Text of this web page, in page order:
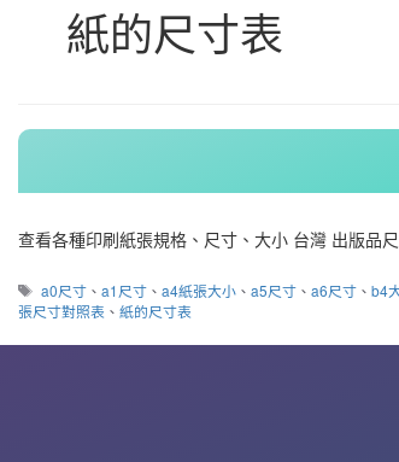
紙的尺寸表
查看各種印刷紙張規格、尺寸、大小 台灣 出版品
標
籤
a0尺寸 、a1尺寸 、a4紙張大小 、a5尺寸 、a6尺寸 、b4
張尺寸對照表 、 紙的尺寸表